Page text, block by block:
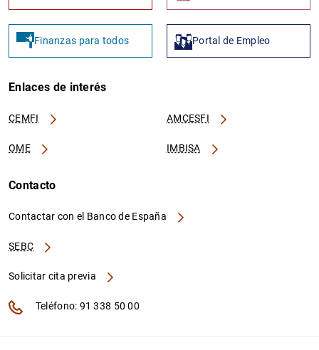
Finanzas para todos Portal de Empleo
Enlaces de interés
CEMFI AMCESFI
OME IMBISA
Contacto
Contactar con el Banco de España
SEBC
Solicitar cita previa
Teléfono: 91 338 50 00